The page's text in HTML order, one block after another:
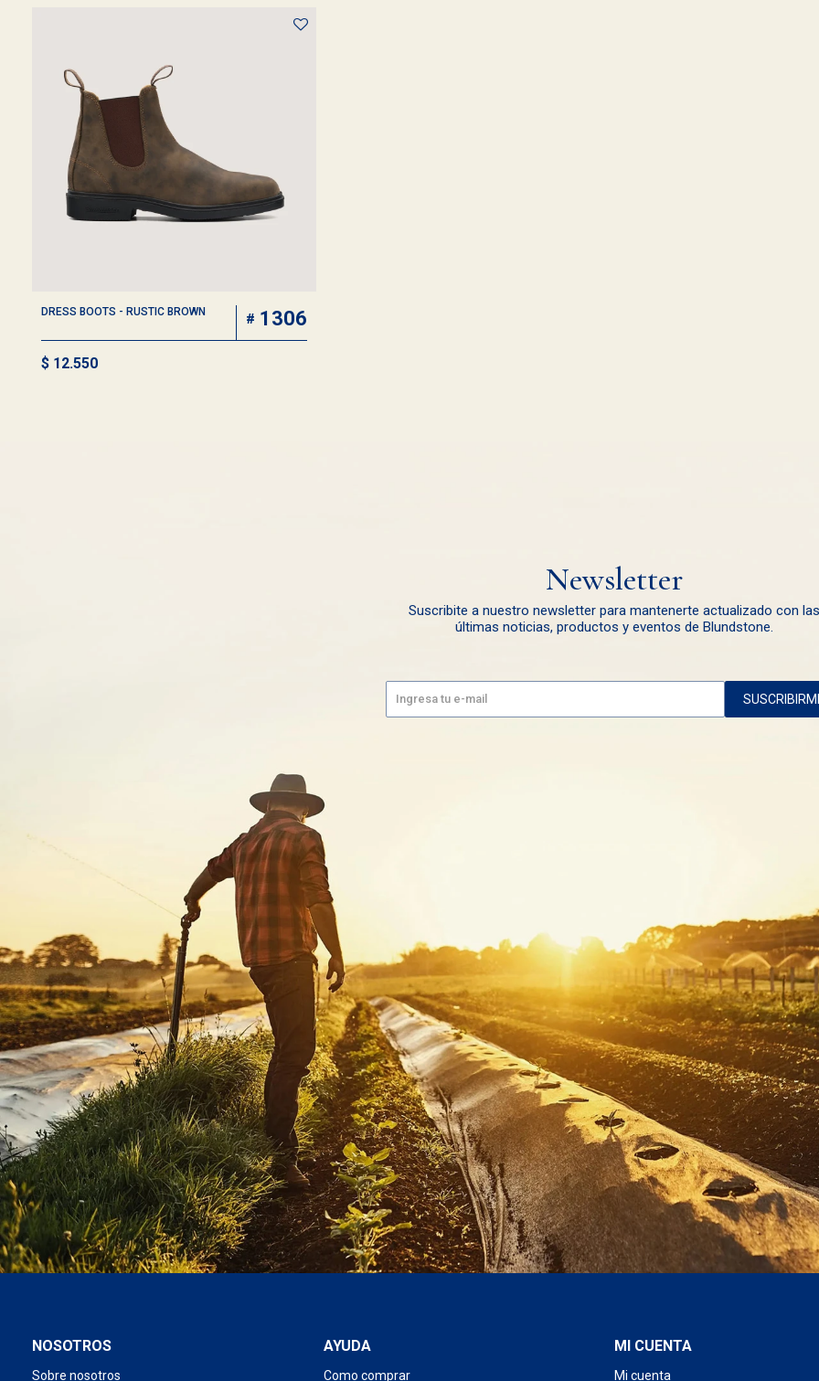
DRESS BOOTS - RUSTIC BROWN 1306
$ 12.550
Newsletter
Suscribite a nuestro newsletter para mantenerte actualizado con las
últimas noticias, productos y eventos de Blundstone.
NOSOTROS
Sobre nosotros
AYUDA
Como comprar
MI CUENTA
Mi cuenta